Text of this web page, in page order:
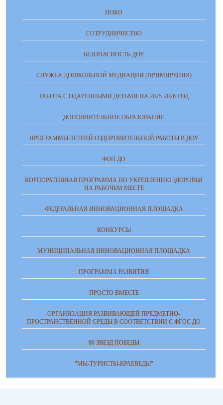
НОКО
СОТРУДНИЧЕСТВО
БЕЗОПАСНОСТЬ ДОУ
СЛУЖБА ДОШКОЛЬНОЙ МЕДИАЦИИ (ПРИМИРЕНИЯ)
РАБОТА С ОДАРЕННЫМИ ДЕТЬМИ НА 2025-2026 ГОД
ДОПОЛНИТЕЛЬНОЕ ОБРАЗОВАНИЕ
ПРОГРАММЫ ЛЕТНЕЙ ОЗДОРОВИТЕЛЬНОЙ РАБОТЫ В ДОУ
ФОП ДО
КОРПОРАТИВНАЯ ПРОГРАММА ПО УКРЕПЛЕНИЮ ЗДОРОВЬЯ
НА РАБОЧЕМ МЕСТЕ
ФЕДЕРАЛЬНАЯ ИННОВАЦИОННАЯ ПЛОЩАДКА
КОНКУРСЫ
МУНИЦИПАЛЬНАЯ ИННОВАЦИОННАЯ ПЛОЩАДКА
ПРОГРАММА РАЗВИТИЯ
ПРОСТО ВМЕСТЕ
ОРГАНИЗАЦИЯ РАЗВИВАЮЩЕЙ ПРЕДМЕТНО-
ПРОСТРАНСТВЕННОЙ СРЕДЫ В СООТВЕТСТВИИ С ФГОС ДО
80 ЗВЕЗД ПОБЕДЫ
"МЫ-ТУРИСТЫ-КРАЕВЕДЫ"